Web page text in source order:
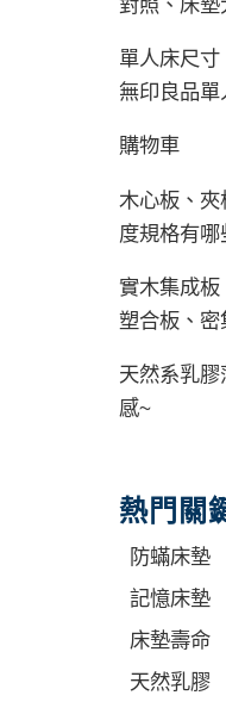
單人床尺寸
無印良品
購物車
木心板、
度規格有哪
實木集成板
塑合板、密
天然系乳
感~
熱門關
防蟎床墊
記憶床墊
床墊壽命
天然乳膠